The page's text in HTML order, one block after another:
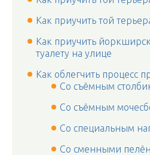
Как приучить той
Как приучить
туалету на улице
Как облегчить процесс
Со съёмным
Со съёмным
Со специальным
Со сменными